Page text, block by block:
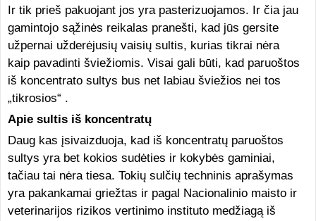
Ir tik prieš pakuojant jos yra pasterizuojamos. Ir čia jau
gamintojo sąžinės reikalas pranešti, kad jūs gersite
užpernai užderėjusių vaisių sultis, kurias tikrai nėra
kaip pavadinti šviežiomis. Visai gali būti, kad paruoštos
iš koncentrato sultys bus net labiau šviežios nei tos
„tikrosios“ .
Apie sultis iš koncentratų
Daug kas įsivaizduoja, kad iš koncentratų paruoštos
sultys yra bet kokios sudėties ir kokybės gaminiai,
tačiau tai nėra tiesa. Tokių sulčių techninis aprašymas
yra pakankamai griežtas ir pagal Nacionalinio maisto ir
veterinarijos rizikos vertinimo instituto medžiagą iš